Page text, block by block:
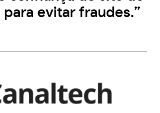
evitar fraudes.”